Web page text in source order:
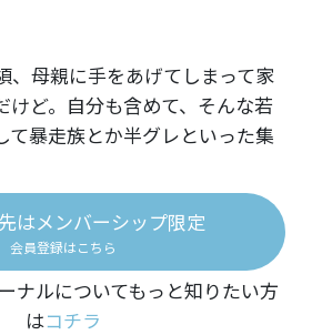
、母親に手をあげてしまって家
けど。自分も含めて、そんな若
て暴走族とか半グレといった集
はメンバーシップ限定
会員登録はこちら
ナルについてもっと知りたい方
はコチラ